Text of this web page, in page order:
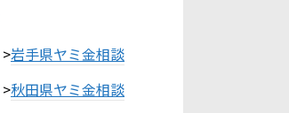
>岩手県ヤミ金相談
>秋田県ヤミ金相談